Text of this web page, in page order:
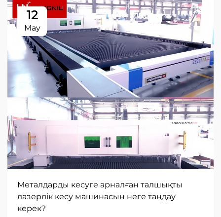
12
May
Металдарды кесуге арналған талшықты
лазерлік кесу машинасын неге таңдау
керек?